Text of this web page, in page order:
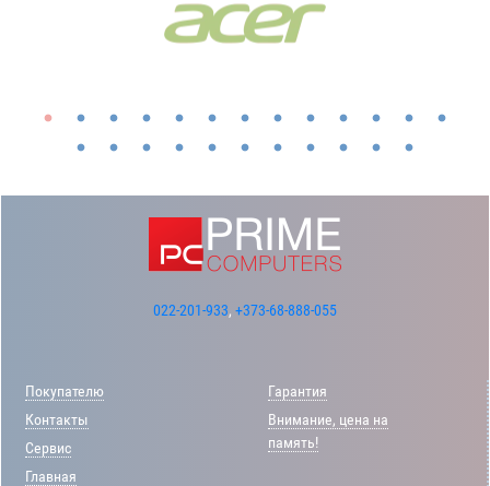
022-201-933, +373-68-888-055
Покупателю
Контакты
Сервис
Главная
Гарантия
Внимание, цена на
память!